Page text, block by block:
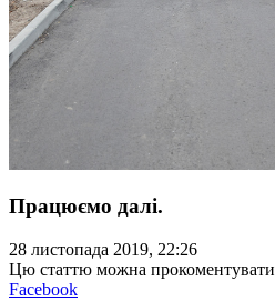
Працюємо далі.
28 листопада 2019, 22:26
Цю статтю можна прокоментувати
Facebook